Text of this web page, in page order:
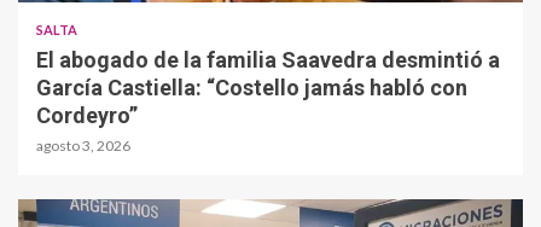
SALTA
El abogado de la familia Saavedra desmintió a
García Castiella: “Costello jamás habló con
Cordeyro”
agosto 3, 2026